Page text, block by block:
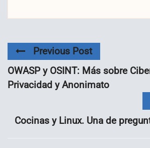
Previous Post
OWASP y OSINT: Más sobre
Privacidad y Anonimato
Cocinas y Linux. Una de